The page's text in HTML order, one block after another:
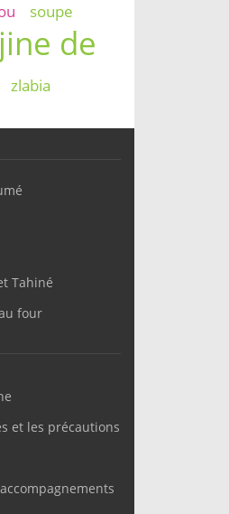
soupe
de
zlabia
Tahiné
four
et les précautions